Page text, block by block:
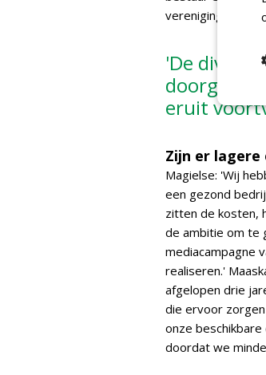
vereniging en
'De
eruit
Zijn er
Magielse: 'Wij
een gezond
zitten de kosten,
de ambitie om te
mediacampagne
realiseren.'
afgelopen drie
die ervoor
onze
doordat we